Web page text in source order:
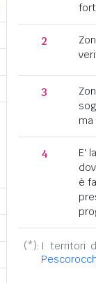
2
3
ma
4
E'
è
(*): I territori